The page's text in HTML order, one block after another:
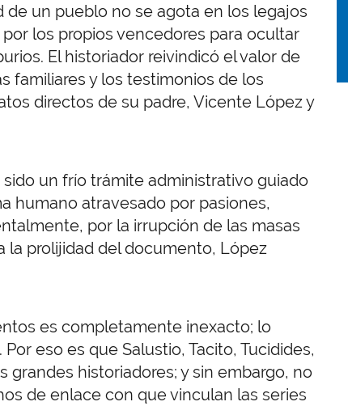
de un pueblo no se agota en los legajos
los propios vencedores para ocultar
El historiador reivindicó el valor de
familiares y los testimonios de los
directos de su padre, Vicente López y
un frío trámite administrativo guiado
humano atravesado por pasiones,
por la irrupción de las masas
la prolijidad del documento, López
es completamente inexacto; lo
eso es que Salustio, Tacito, Tucidides,
grandes historiadores; y sin embargo, no
de enlace con que vinculan las series